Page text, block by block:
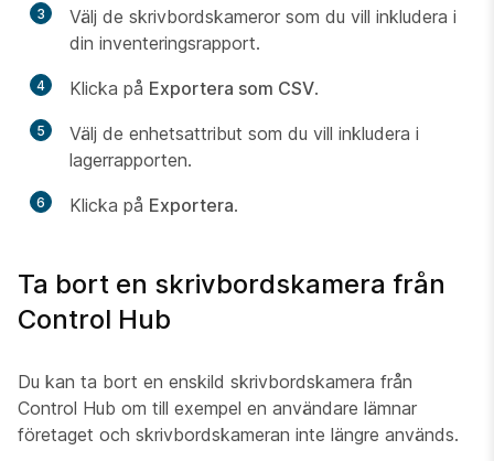
3
Välj de skrivbordskameror som du vill inkludera i
din inventeringsrapport.
4 Klicka på Exportera som CSV.
5
Välj de enhetsattribut som du vill inkludera i
lagerrapporten.
6 Klicka på Exportera.
Ta bort en skrivbordskamera från
Control Hub
Du kan ta bort en enskild skrivbordskamera från
Control Hub om till exempel en användare lämnar
företaget och skrivbordskameran inte längre används.